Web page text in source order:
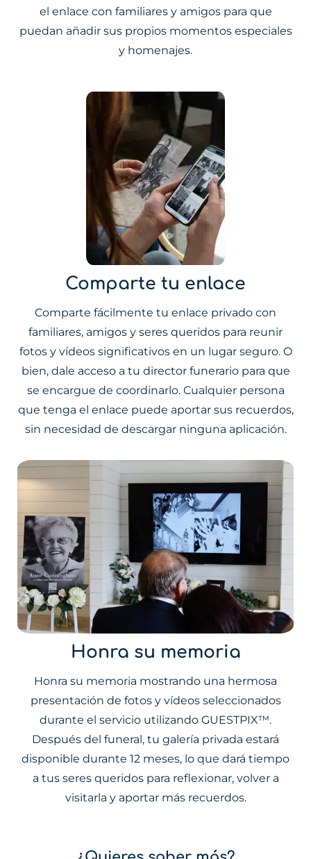
el enlace con familiares y amigos para que
puedan añadir sus propios momentos especiales
y homenajes.
Comparte tu enlace
Comparte fácilmente tu enlace privado con
familiares, amigos y seres queridos para reunir
fotos y vídeos significativos en un lugar seguro. O
bien, dale acceso a tu director funerario para que
se encargue de coordinarlo. Cualquier persona
que tenga el enlace puede aportar sus recuerdos,
sin necesidad de descargar ninguna aplicación.
Honra su memoria
Honra su memoria mostrando una hermosa
presentación de fotos y vídeos seleccionados
durante el servicio utilizando GUESTPIX™.
Después del funeral, tu galería privada estará
disponible durante 12 meses, lo que dará tiempo
a tus seres queridos para reflexionar, volver a
visitarla y aportar más recuerdos.